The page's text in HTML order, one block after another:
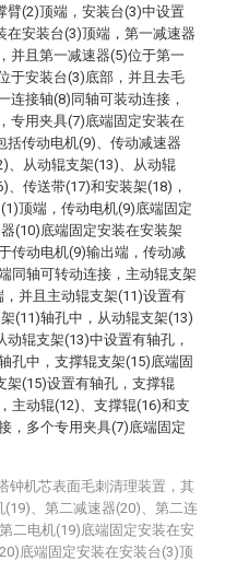
臂(2)顶端，安装台(3)中设置
在安装台(3)顶端，第一减速器
并且第一减速器(5)位于第一
于安装台(3)底部，并且去毛
连接轴(8)同轴可装动连接，
专用夹具(7)底端固定安装在
括传动电机(9)、传动减速器
、从动辊支架(13)、从动辊
传送带(17)和安装架(18)，
顶端，传动电机(9)底端固定
(10)底端固定安装在安装架
传动电机(9)输出端，传动减
同轴可转动连接，主动辊支架
并且主动辊支架(11)设置有
(11)轴孔中，从动辊支架(13)
辊支架(13)中设置有轴孔，
孔中，支撑辊支架(15)底端固
架(15)设置有轴孔，支撑辊
主动辊(12)、支撑辊(16)和支
，多个专用夹具(7)底端固定
钟机芯表面毛刺清理装置，其
、第二减速器(20)、第二连
二电机(19)底端固定安装在安
底端固定安装在安装台(3)顶